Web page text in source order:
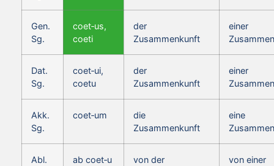
Gen.
Sg.
coet‑us,
coeti
der
Zusammenkunft
einer
Dat.
Sg.
coet‑ui,
coetu
der
Zusammenkunft
einer
Akk.
Sg.
coet‑um
die
Zusammenkunft
eine
Abl.
ab coet‑u
von der
von einer